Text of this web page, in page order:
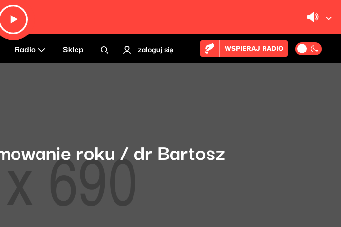
Radio Sklep zaloguj się WSPIERAJ RADIO
roku / dr Bartosz